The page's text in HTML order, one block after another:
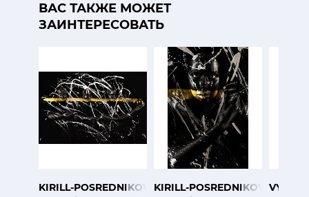
ВАС ТАКЖЕ МОЖЕТ
ЗАИНТЕРЕСОВАТЬ
KIRILL-POSREDNIKOV KIRILL-POSREDNIKOV